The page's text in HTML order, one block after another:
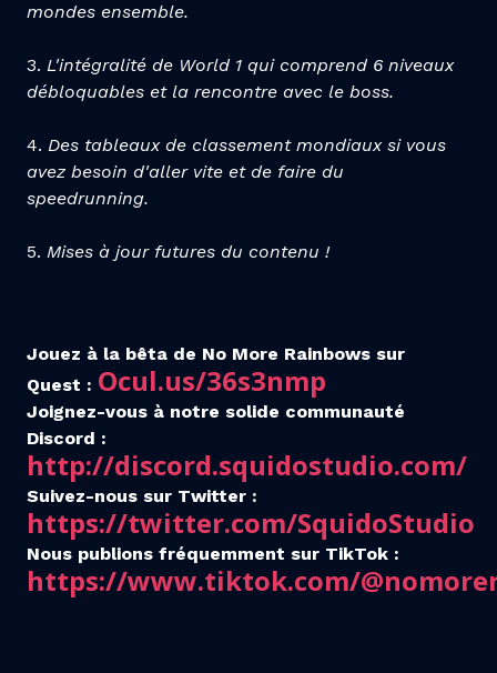
mondes ensemble.
3. L'intégralité de World 1 qui comprend 6 niveaux
débloquables et la rencontre avec le boss.
4. Des tableaux de classement mondiaux si vous
avez besoin d'aller vite et de faire du
speedrunning.
5. Mises à jour futures du contenu !
Jouez à la bêta de No More Rainbows sur
Quest : Ocul.us/36s3nmp
Joignez-vous à notre solide communauté
Discord :
http://discord.squidostudio.com/
Suivez-nous sur Twitter :
https://twitter.com/SquidoStudio
Nous publions fréquemment sur TikTok :
https://www.tiktok.com/